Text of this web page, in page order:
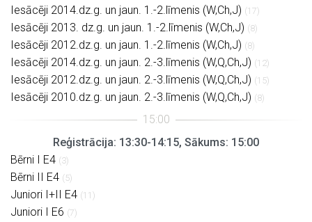
Iesācēji 2014.dz.g. un jaun. 1.-2.līmenis (W,Ch,J) (17)
Iesācēji 2013. dz.g. un jaun. 1.-2.līmenis (W,Ch,J) (8)
Iesācēji 2012.dz.g. un jaun. 1.-2.līmenis (W,Ch,J) (8)
Iesācēji 2014.dz.g. un jaun. 2.-3.līmenis (W,Q,Ch,J) (12)
Iesācēji 2012.dz.g. un jaun. 2.-3.līmenis (W,Q,Ch,J) (15)
Iesācēji 2010.dz.g. un jaun. 2.-3.līmenis (W,Q,Ch,J) (8)
Reģistrācija: 13:30-14:15, Sākums: 15:00
Bērni I E4 (3)
Bērni II E4 (5)
Juniori I+II E4 (11)
Juniori I E6 (7)